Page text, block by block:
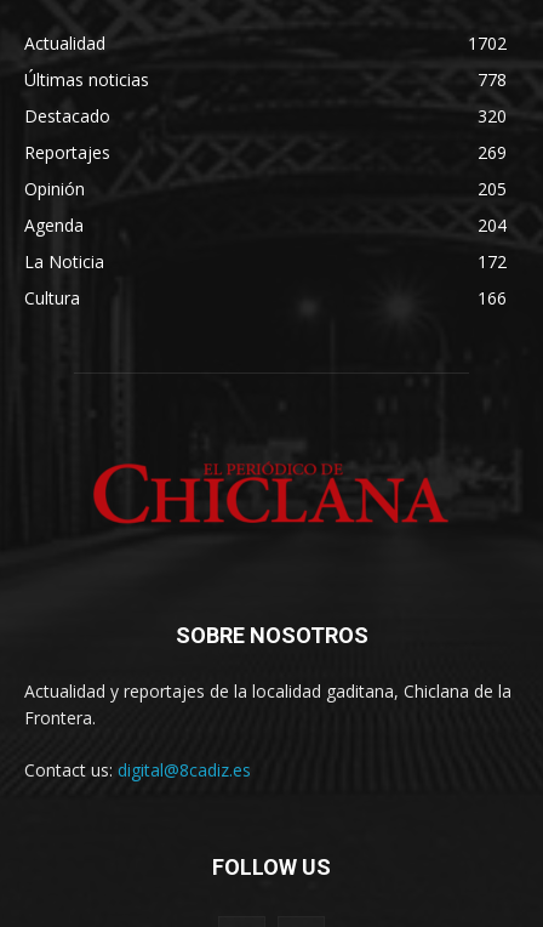
Actualidad
1702
Últimas noticias
778
Destacado
320
Reportajes
269
Opinión
205
Agenda
204
La Noticia
172
Cultura
166
SOBRE NOSOTROS
Actualidad y reportajes de la localidad gaditana, Chiclana de la
Frontera.
Contact us: digital@8cadiz.es
FOLLOW US